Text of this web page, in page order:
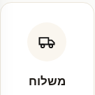
משלוח